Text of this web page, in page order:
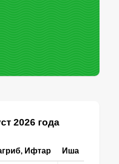
2026 года
Ифтар Иша